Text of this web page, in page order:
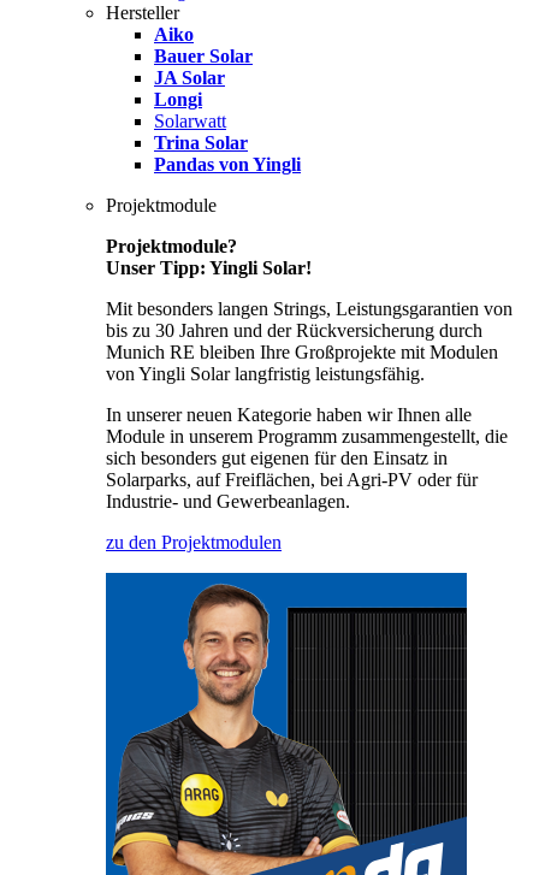
Hersteller
Aiko
Bauer Solar
JA Solar
Longi
Solarwatt
Trina Solar
Pandas von Yingli
Projektmodule
Projektmodule?
Unser Tipp: Yingli Solar!
Mit besonders langen Strings, Leistungsgarantien von
bis zu 30 Jahren und der Rückversicherung durch
Munich RE bleiben Ihre Großprojekte mit Modulen
von Yingli Solar langfristig leistungsfähig.
In unserer neuen Kategorie haben wir Ihnen alle
Module in unserem Programm zusammengestellt, die
sich besonders gut eigenen für den Einsatz in
Solarparks, auf Freiflächen, bei Agri-PV oder für
Industrie- und Gewerbeanlagen.
zu den Projektmodulen